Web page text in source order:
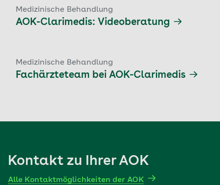
Medizinische Behandlung
AOK-Clarimedis: Videoberatung
Medizinische Behandlung
Fachärzteteam bei AOK-Clarimedis
Kontakt zu Ihrer AOK
Alle Kontaktmöglichkeiten der AOK